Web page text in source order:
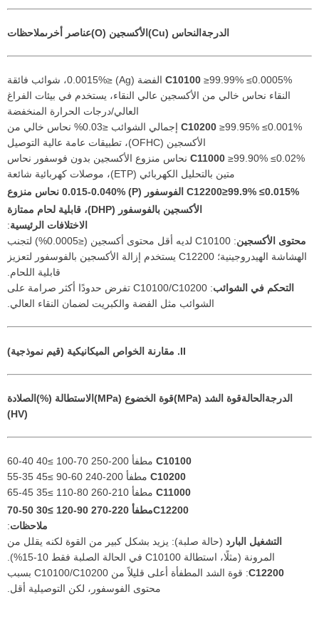
الدرجة النحاس (Cu) الأكسجين (O) عناصر أخرىملاحظات
C10100
≥99.99% ≤0.0005% الفضة (Ag) ≤0.0015%، شوائب فائقة
النقاء نحاس خالي من الأكسجين عالي النقاء، يستخدم في بيئات الفراغ
العالي/درجات الحرارة المنخفضة
C10200
≥99.95% ≤0.001% إجمالي الشوائب ≤0.03% نحاس خالي من
الأكسجين (OFHC)، تطبيقات عامة عالية التوصيل
C11000 ≥99.90% ≤0.02% نحاس منزوع الأكسجين بدون فوسفور نحاس
متين بالتحليل الكهربائي (ETP)، موصلات كهربائية شائعة
C12200
≥99.9% ≤0.015% الفوسفور (P) 0.015-0.040% نحاس منزوع
الأكسجين بالفوسفور (DHP)، قابلية لحام ممتازة
الاختلافات الرئيسية:
محتوى الأكسجين
: C10100 لديه أقل محتوى أكسجين (≤0.0005%) لتجنب
الهشاشة الهيدروجينية؛ C12200 يستخدم إزالة الأكسجين بالفوسفور لتعزيز
قابلية اللحام.
التحكم في الشوائب
: C10100/C10200 تفرض حدودًا أكثر صرامة على
الشوائب مثل الفضة والكبريت لضمان النقاء العالي.
II. مقارنة الخواص الميكانيكية (قيم نموذجية)
الدرجة الحالةقوة الشد (MPa) قوة الخضوع (MPa) الاستطالة (%) الصلادة
(HV)
C10100 مطفأ 200-250 70-100 ≥40 40-60
C10200 مطفأ 200-240 60-90 ≥45 35-55
C11000 مطفأ 210-260 80-110 ≥35 45-65
C12200مطفأ 220-270 90-120 ≥30 50-70
ملاحظات:
التشغيل البارد (حالة صلبة): يزيد بشكل كبير من القوة لكنه يقلل من
المرونة (مثلًا، استطالة C10100 في الحالة الصلبة فقط 10-15%).
C12200
: قوة الشد المطفأة أعلى قليلاً من C10100/C10200 بسبب
محتوى الفوسفور، لكن التوصيلية أقل.